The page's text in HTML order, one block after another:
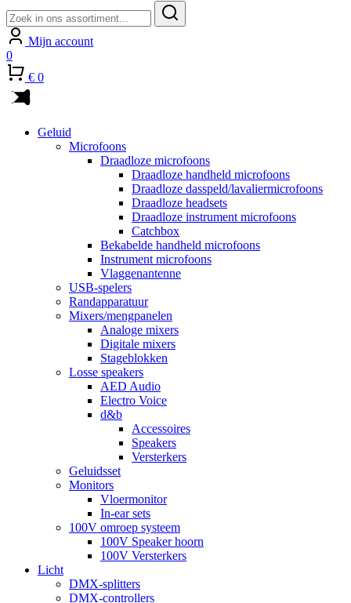
naar:
Mijn account
0
€ 0
Geluid
Microfoons
Draadloze microfoons
Draadloze handheld microfoons
Draadloze dasspeld/lavaliermicrofoons
Draadloze headsets
Draadloze instrument microfoons
Catchbox
Bekabelde handheld microfoons
Instrument microfoons
Vlaggenantenne
USB-spelers
Randapparatuur
Mixers/mengpanelen
Analoge mixers
Digitale mixers
Stageblokken
Losse speakers
AED Audio
Electro Voice
d&b
Accessoires
Speakers
Versterkers
Geluidsset
Monitors
Vloermonitor
In-ear sets
100V omroep systeem
100V Speaker hoorn
100V Versterkers
Licht
DMX-splitters
DMX-controllers